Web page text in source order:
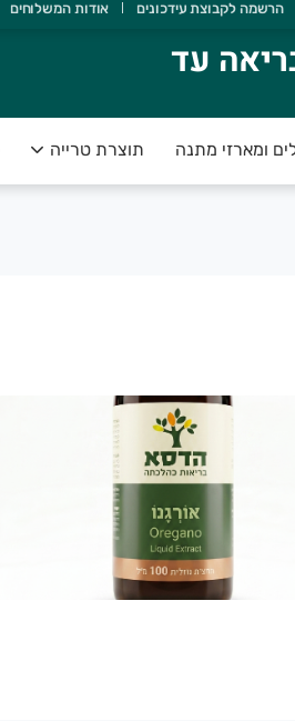
חקלאות אוהבת אדם ואדמה,
הרשמה לקבוצת עידכונים אודות המשלוחים
עד
ומארזי מתנה תוצרת טרייה